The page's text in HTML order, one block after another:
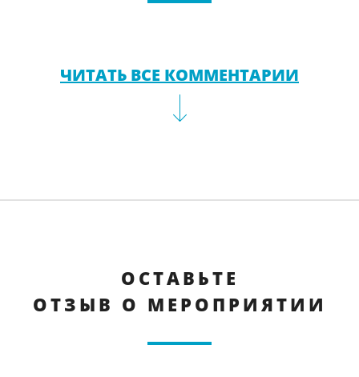
ЧИТАТЬ ВСЕ КОММЕНТАРИИ
ОСТАВЬТЕ
ОТЗЫВ О МЕРОПРИЯТИИ